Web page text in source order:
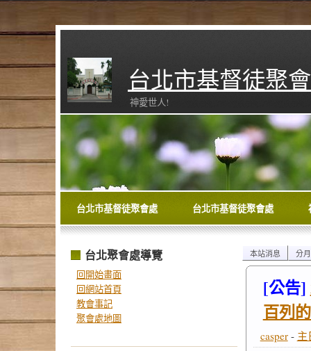
台北市基督徒聚
神愛世人!
台北市基督徒聚會處 台北市基督徒聚會處
台北聚會處導覽
回開始畫面
回網站首頁
教會事記
聚會處地圖
本站消息 分
[公告]
百列
casper- 主